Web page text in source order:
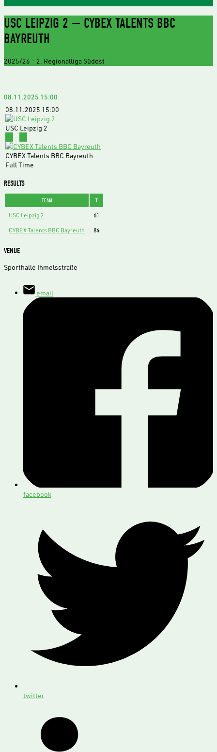
USC LEIPZIG 2 — CYBEX TALENTS BBC
BAYREUTH
2025/26 - 2. Regionalliga Südost
08.11.2025 15:00
08.11.2025 15:00
USC Leipzig 2
-
CYBEX Talents BBC Bayreuth
Full Time
RESULTS
TEAM T
USC Leipzig 2
61
CYBEX Talents BBC Bayreuth
84
VENUE
Sporthalle Ihmelsstraße
email
facebook
twitter